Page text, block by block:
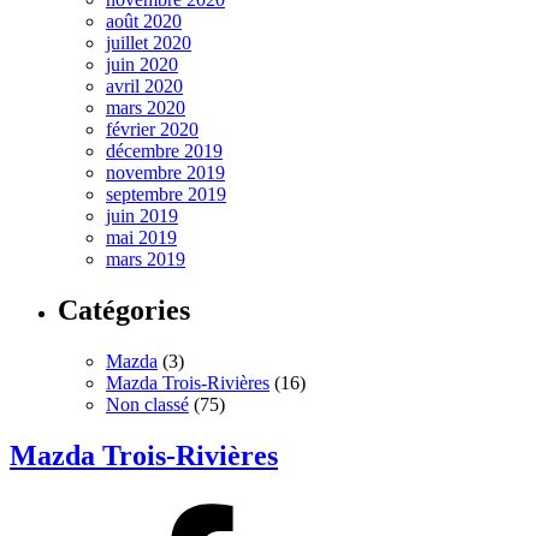
août 2020
juillet 2020
juin 2020
avril 2020
mars 2020
février 2020
décembre 2019
novembre 2019
septembre 2019
juin 2019
mai 2019
mars 2019
Catégories
Mazda (3)
Mazda Trois-Rivières (16)
Non classé (75)
Mazda Trois-Rivières